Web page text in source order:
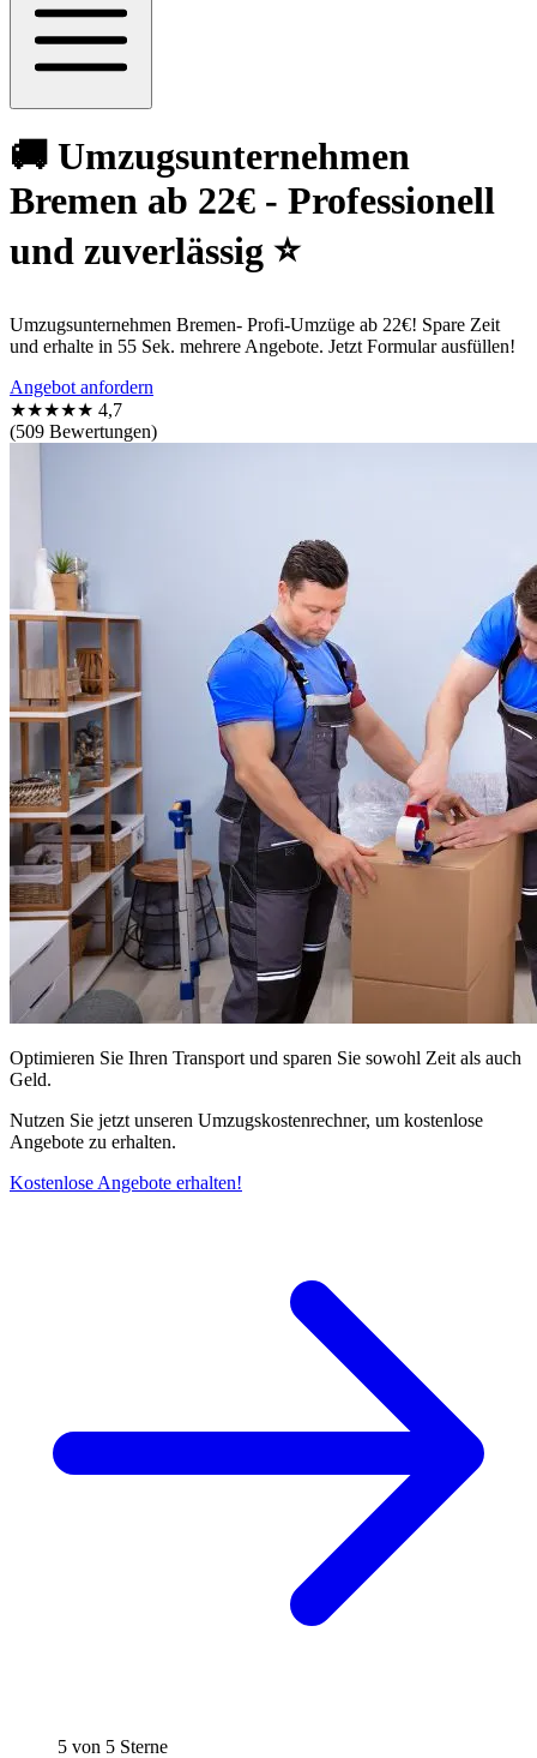
🚚 Umzugsunternehmen
Bremen ab 22€ - Professionell
und zuverlässig ⭐
Umzugsunternehmen Bremen- Profi-Umzüge ab 22€! Spare Zeit
und erhalte in 55 Sek. mehrere Angebote. Jetzt Formular ausfüllen!
Angebot anfordern
★★★★★ 4,7
(509 Bewertungen)
Optimieren Sie Ihren Transport und sparen Sie sowohl Zeit als auch
Geld.
Nutzen Sie jetzt unseren Umzugskostenrechner, um kostenlose
Angebote zu erhalten.
Kostenlose Angebote erhalten!
5 von 5 Sterne